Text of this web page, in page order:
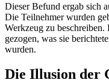
Dieser Befund ergab sich
Die Teilnehmer wurden
Werkzeug zu
gezogen, was sie
wurden.
Die Illusion der